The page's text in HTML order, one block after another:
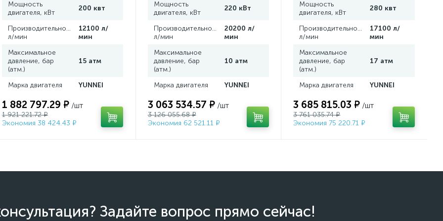
Мощность
двигателя, кВт
200 квт
Производительность,
л/мин
12100 л/
мин
Максимальное
давление, бар
(атм.)
15 атм
Марка двигателя YUNNEI
1 882 797.29 ₽ /шт
1 921 221.72 ₽
Экономия 38 424.43 ₽
Мощность
двигателя, кВт
220 кВт
Производительность,
л/мин
20200 л/
мин
Максимальное
давление, бар
(атм.)
10 атм
Марка двигателя YUNNEI
3 063 534.57 ₽ /шт
3 126 055.68 ₽
Экономия 62 521.11 ₽
Мощность
двигателя, кВт
280 квт
Производительность,
л/мин
17100 л/
мин
Максимальное
давление, бар
(атм.)
17 атм
Марка двигателя YUNNEI
3 685 815.03 ₽ /шт
3 761 035.74 ₽
Экономия 75 220.71 ₽
Задайте вопрос прямо сейчас!